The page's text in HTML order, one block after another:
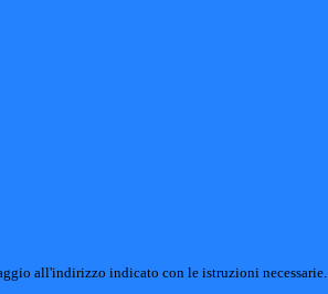
all'indirizzo indicato con le istruzioni necessarie.